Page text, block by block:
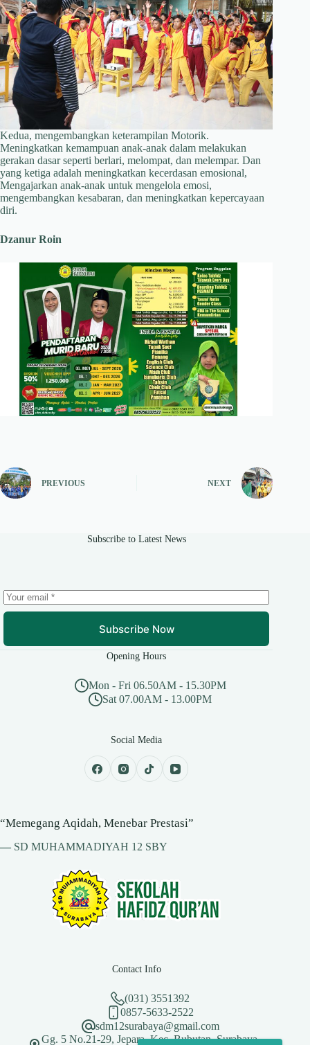
Kedua, mengembangkan keterampilan Motorik.
Meningkatkan kemampuan anak-anak dalam melakukan
gerakan dasar seperti berlari, melompat, dan melempar. Dan
yang ketiga adalah meningkatkan kecerdasan emosional,
Mengajarkan anak-anak untuk mengelola emosi,
mengembangkan kesabaran, dan meningkatkan kepercayaan
diri.
Dzanur Roin
PREVIOUS NEXT
Subscribe to Latest News
Subscribe Now
Opening Hours
Mon - Fri 06.50AM - 15.30PM
Sat 07.00AM - 13.00PM
Social Media
“Memegang Aqidah, Menebar Prestasi”
— SD MUHAMMADIYAH 12 SBY
Contact Info
(031) 3551392
0857-5633-2522
sdm12surabaya@gmail.com
Gg. 5 No.21-29, Jepara, Kec. Bubutan, Surabaya,